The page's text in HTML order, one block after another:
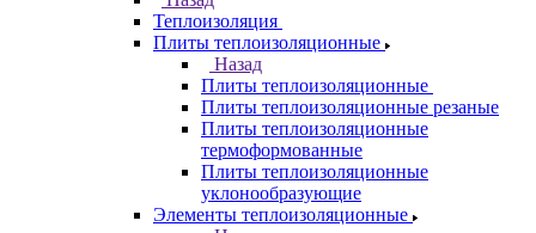
Теплоизоляция
Плиты теплоизоляционные
Назад
Плиты теплоизоляционные
Плиты теплоизоляционные резаные
Плиты теплоизоляционные
термоформованные
Плиты теплоизоляционные
уклонообразующие
Элементы теплоизоляционные